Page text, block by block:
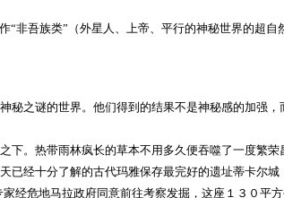
吾族类”（外星人、上帝、平行的神秘世界的超自
谜的世界。他们得到的结果不是神秘感的加强，
热带雨林疯长的草本不用多久便吞噬了一度繁荣
经十分了解的古代玛雅保存最完好的遗址蒂卡尔
经危地马拉政府同意前往考察发掘，这座１３０平